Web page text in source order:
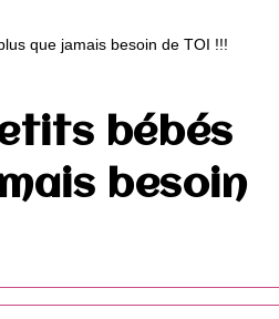
bébés
besoin